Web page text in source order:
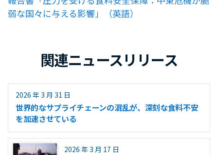
弱な国々に与える影響」（英語）
関連ニュースリリース
2026 年 3 月 31 日
世界的なサプライチェーンの混乱が、深刻な食料不安
を加速させている
2026 年 3 月 17 日